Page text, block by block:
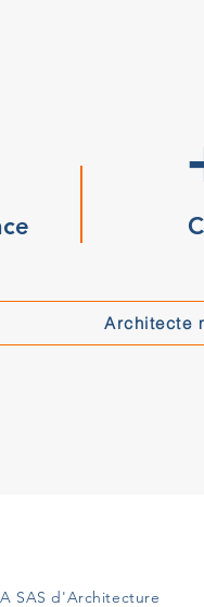
Architecte
SAS d'Architecture